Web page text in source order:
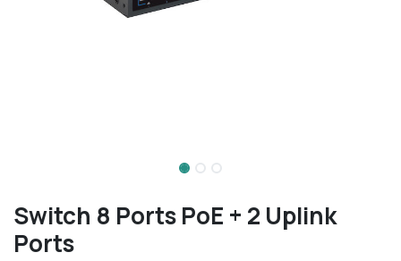
Switch 8 Ports PoE + 2 Uplink
Ports